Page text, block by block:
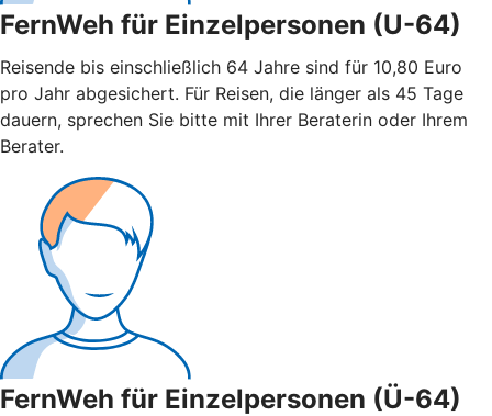
FernWeh für Einzelpersonen (U-64)
Reisende bis einschließlich 64 Jahre sind für 10,80 Euro
pro Jahr abgesichert. Für Reisen, die länger als 45 Tage
dauern, sprechen Sie bitte mit Ihrer Beraterin oder Ihrem
Berater.
FernWeh für Einzelpersonen (Ü-64)